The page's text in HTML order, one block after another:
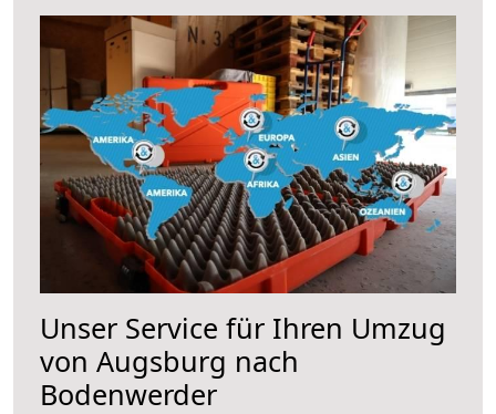
Unser Service für Ihren Umzug
von Augsburg nach
Bodenwerder